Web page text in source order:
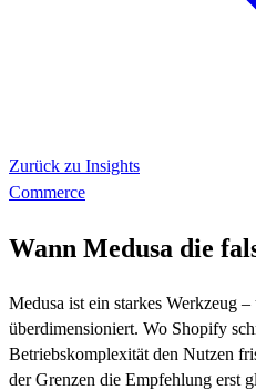
Zurück zu Insights
Commerce
Wann Medusa die
Medusa ist ein starkes Werkzeug
überdimensioniert. Wo Shopify
Betriebskomplexität den Nutzen
der Grenzen die Empfehlung erst